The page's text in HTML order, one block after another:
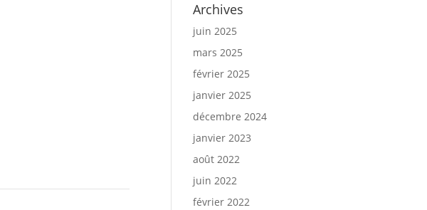
Archives
juin 2025
mars 2025
février 2025
janvier 2025
décembre 2024
janvier 2023
août 2022
juin 2022
février 2022